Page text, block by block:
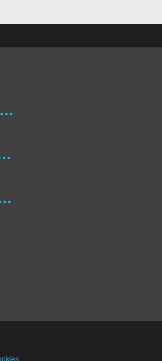
Actualités de l'UTL Jean BURIDAN
et ateliers de l'année universitaire 2025-2026
8 octobre à 9h30, sur le thème " Saveurs Savantes ".